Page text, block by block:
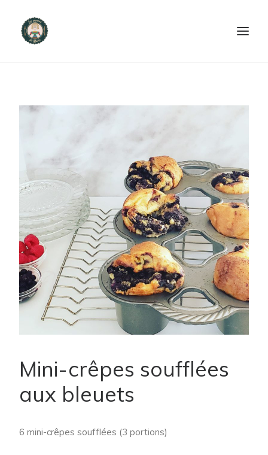
PRODUITS ET SERVICES
FAQ
SEARCH
Mini-crêpes soufflées
aux bleuets
6 mini-crêpes soufflées (3 portions)